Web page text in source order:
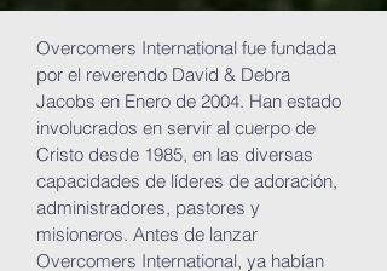
Overcomers International fue fundada
por el reverendo David & Debra
Jacobs en Enero de 2004. Han estado
involucrados en servir al cuerpo de
Cristo desde 1985, en las diversas
capacidades de líderes de adoración,
administradores, pastores y
misioneros. Antes de lanzar
Overcomers International, ya habían